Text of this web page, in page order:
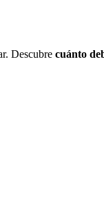
Descubre cuánto